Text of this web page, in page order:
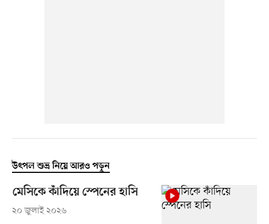
উৎপল শুভ্র নিয়ে আরও পড়ুন
মেসিকে কাঁদিয়ে স্পেনের হাসি
২০ জুলাই ২০২৬